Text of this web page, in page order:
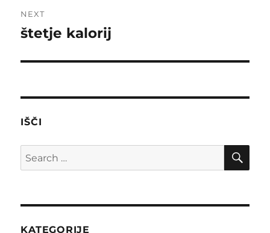
NEXT
Next
štetje kalorij
IŠČI
Search
for:
KATEGORIJE